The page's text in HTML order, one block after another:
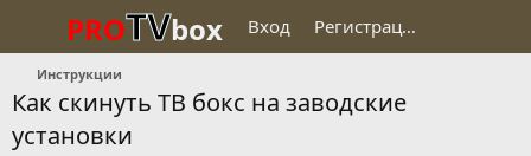
PROTVbox Вход Регистрация
Инструкции
Как скинуть ТВ бокс на заводские
установки